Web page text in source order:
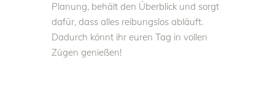
Planung, behält den Überblick und sorgt
dafür, dass alles reibungslos abläuft.
Dadurch könnt ihr euren Tag in vollen
Zügen genießen!